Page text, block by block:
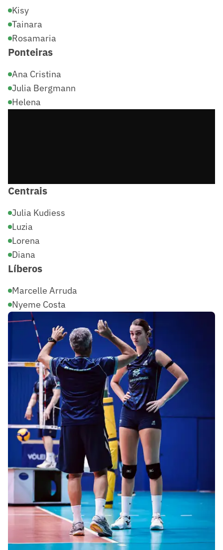
Kisy
Tainara
Rosamaria
Ponteiras
Ana Cristina
Julia Bergmann
Helena
Centrais
Julia Kudiess
Luzia
Lorena
Diana
Líberos
Marcelle Arruda
Nyeme Costa